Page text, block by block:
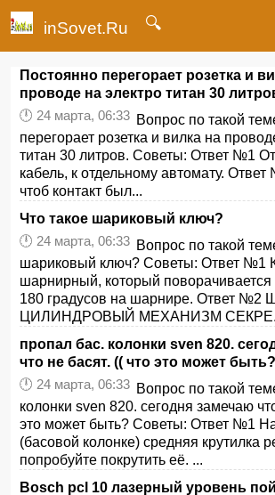
inSovet.Ru 🔍
Постоянно перегорает розетка и
проводе на электро титан 30
🕛 24 марта, 06:33 Вопрос по такой
перегорает розетка и вилка на
титан 30 литров. Советы: Ответ №1
кабель, к отдельному автомату.
чтоб контакт был...
Что такое шариковый ключ?
🕛 24 марта, 06:33 Вопрос по такой
шариковый ключ? Советы: Ответ №1
шарнирный, который
180 градусов на шарнире. Ответ
ЦИЛИНДРОВЫЙ МЕХАНИЗМ
пропал бас. колонки sven 820.
что не басят. (( что это может быть?
🕛 24 марта, 06:33 Вопрос по такой
колонки sven 820. сегодня замечаю
это может быть? Советы: Ответ №1
(басовой колонке) средняя крутилка
попробуйте покрутить её. ...
Bosch pcl 10 лазерный уровень